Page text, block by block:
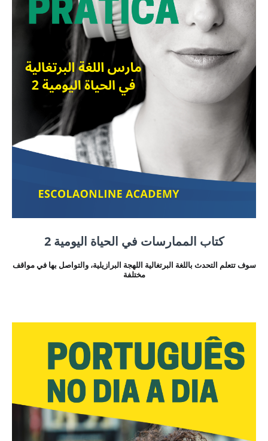
كتاب الممارسات في الحياة اليومية 2
سوف تتعلم التحدث باللغة البرتغالية اللهجة البرازيلية، والتواصل بها في مواقف
مختلفة